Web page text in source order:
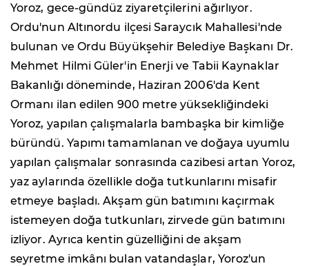
Yoroz, gece-gündüz ziyaretçilerini ağırlıyor.
Ordu'nun Altınordu ilçesi Saraycık Mahallesi'nde
bulunan ve Ordu Büyükşehir Belediye Başkanı Dr.
Mehmet Hilmi Güler'in Enerji ve Tabii Kaynaklar
Bakanlığı döneminde, Haziran 2006'da Kent
Ormanı ilan edilen 900 metre yüksekliğindeki
Yoroz, yapılan çalışmalarla bambaşka bir kimliğe
büründü. Yapımı tamamlanan ve doğaya uyumlu
yapılan çalışmalar sonrasında cazibesi artan Yoroz,
yaz aylarında özellikle doğa tutkunlarını misafir
etmeye başladı. Akşam gün batımını kaçırmak
istemeyen doğa tutkunları, zirvede gün batımını
izliyor. Ayrıca kentin güzelliğini de akşam
seyretme imkânı bulan vatandaşlar, Yoroz'un